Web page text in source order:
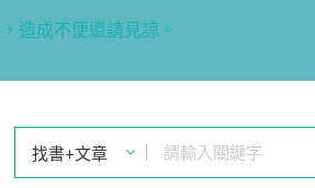
造成不便還請見諒。